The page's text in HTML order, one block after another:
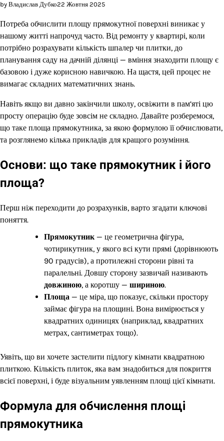
by Владислав Дубко22 Жовтня 2025
Потреба обчислити площу прямокутної поверхні виникає у
нашому житті напрочуд часто. Від ремонту у квартирі, коли
потрібно розрахувати кількість шпалер чи плитки, до
планування саду на дачній ділянці — вміння знаходити площу є
базовою і дуже корисною навичкою. На щастя, цей процес не
вимагає складних математичних знань.
Навіть якщо ви давно закінчили школу, освіжити в пам’яті цю
просту операцію буде зовсім не складно. Давайте розберемося,
що таке площа прямокутника, за якою формулою її обчислювати,
та розглянемо кілька прикладів для кращого розуміння.
Основи: що таке прямокутник і його
площа?
Перш ніж переходити до розрахунків, варто згадати ключові
поняття.
Прямокутник— це геометрична фігура,
чотирикутник, у якого всі кути прямі (дорівнюють
90 градусів), а протилежні сторони рівні та
паралельні. Довшу сторону зазвичай називають
довжиною, а коротшу — шириною.
Площа — це міра, що показує, скільки простору
займає фігура на площині. Вона вимірюється у
квадратних одиницях (наприклад, квадратних
метрах, сантиметрах тощо).
Уявіть, що ви хочете застелити підлогу кімнати квадратною
плиткою. Кількість плиток, яка вам знадобиться для покриття
всієї поверхні, і буде візуальним уявленням площі цієї кімнати.
Формула для обчислення площі
прямокутника